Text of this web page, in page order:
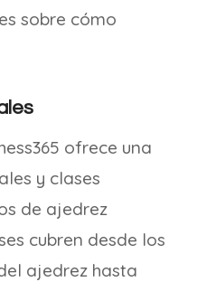
sobre cómo
ofrece una
y clases
de ajedrez
cubren desde los
ajedrez hasta